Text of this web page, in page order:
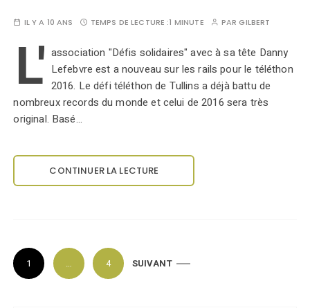
IL Y A 10 ANS TEMPS DE LECTURE :1 MINUTE PARGILBERT
L' association "Défis solidaires" avec à sa tête Danny
Lefebvre est a nouveau sur les rails pour le téléthon
2016. Le défi téléthon de Tullins a déjà battu de
nombreux records du monde et celui de 2016 sera très
original. Basé…
CONTINUER LA LECTURE
P
a 1 … 4 SUIVANT